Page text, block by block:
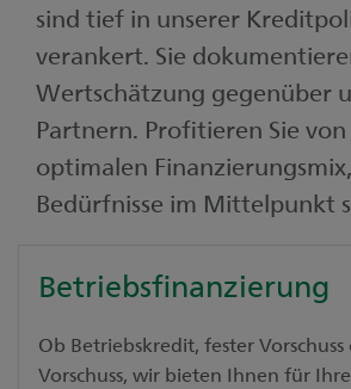
sind tief in unserer
verankert. Sie
Wertschätzung gegenüber
Partnern. Profitieren Sie
optimalen
Bedürfnisse im Mittelpunkt
Betriebsfinanzierung
Ob Betriebskredit, fester Vorschuss
Vorschuss, wir bieten Ihnen für